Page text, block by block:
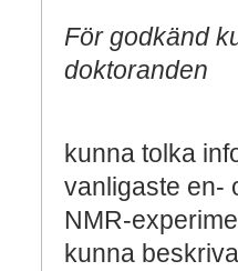
För godkänd
doktoranden
kunna tolka
vanligaste en-
NMR-
kunna